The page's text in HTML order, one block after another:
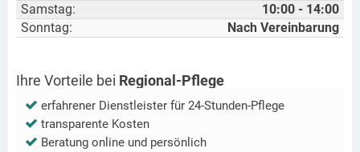
Samstag:
10:00 - 14:00
Sonntag:
Nach Vereinbarung
Ihre Vorteile bei Regional-Pflege
erfahrener Dienstleister für 24-Stunden-Pflege
transparente Kosten
Beratung online und persönlich